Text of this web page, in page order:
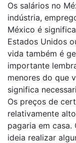
Os salários no
indústria,
México é
Estados Unidos
vida também é
importante
menores do que
significa
Os preços de
relativamente
pagaria em casa.
ideia realizar